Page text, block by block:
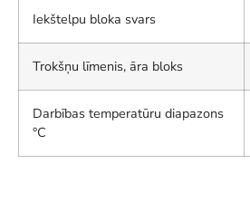
Iekštelpu bloka svars
Trokšņu līmenis, āra bloks
Darbības temperatūru diapazons
°C